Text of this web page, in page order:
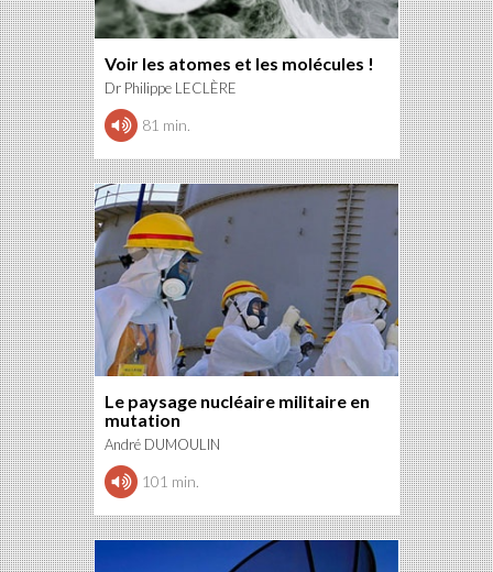
Voir les atomes et les molécules !
Dr Philippe LECLÈRE
81 min.
Le paysage nucléaire militaire en
mutation
André DUMOULIN
101 min.